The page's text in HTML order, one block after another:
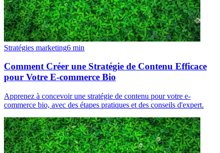
Stratégies marketing6 min
Comment Créer une Stratégie de Contenu Efficace
pour Votre E-commerce Bio
Apprenez à concevoir une stratégie de contenu pour votre e-
commerce bio, avec des étapes pratiques et des conseils d'expert.